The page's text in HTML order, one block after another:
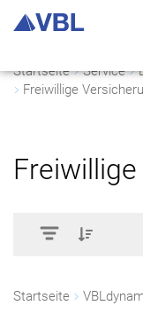
Startseite Service
Freiwillige
Startseite